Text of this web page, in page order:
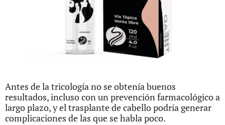
Antes de la tricología no se obtenía buenos
resultados, incluso con un prevención farmacológico a
largo plazo, y el trasplante de cabello podría generar
complicaciones de las que se habla poco.